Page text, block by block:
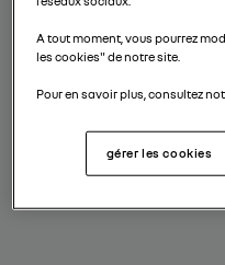
proposer l’offre la plus
conseiller dans
complétez
A tout moment, vous pourrez
les cookies" de notre site.
Pour en savoir plus, consultez
gérer les cookies